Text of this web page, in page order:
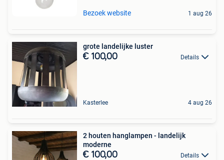
Bezoek website 1 aug 26
grote landelijke luster
€ 100,00 Details
Kasterlee 4 aug 26
2 houten hanglampen - landelijk
moderne
€ 100,00 Details